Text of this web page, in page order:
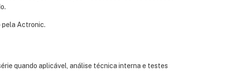
pela Actronic.
quando aplicável, análise técnica interna e testes